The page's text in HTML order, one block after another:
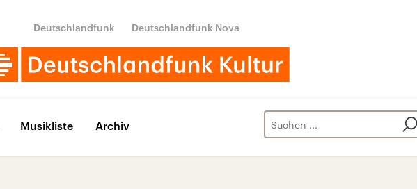
Deutschlandfunk Deutschlandfunk Nova
Musikliste Archiv